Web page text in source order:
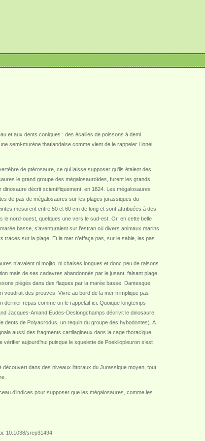
et aux dents coniques : des écailles de poissons à demi
semi-murène thaïlandaise comme vient de le rappeler Lionel
de ptérosaure, ce qui laisse supposer qu’ils étaient des
le grand groupe des mégalosauroïdes, furent les grands
décrit scientifiquement, en 1824. Les mégalosaures
de pas de mégalosaures sur les plages jurassiques du
mesurent entre 50 et 60 cm de long et sont attribuées à des
nord-ouest, quelques une vers le sud-est. Or, en cette belle
basse, s’aventuraient sur l’estran où divers animaux marins
traces sur la plage. Et la mer n’effaça pas, sur le sable, les pas
n’avaient ni mojito, ni chaises longues et donc peu de raisons
mais de ses cadavres abandonnés par le jusant, faisant plage
piégés dans des flaques par la marée basse. Dantesque
des preuves. Vivre au bord de la mer n’implique pas
dernier repas comme on le rappelait ici. Quoique longtemps
Jacques-Amand Eudes-Deslongchamps décrivit le dinosaure
dents de Polyacrodus, un requin du groupe des hybodontes). A
aussi des fragments cartilagineux dans la cage thoracique,
aujourd’hui puisque le squelette de Poekilopleuron s’est
découvert dans des niveaux littoraux du Jurassique moyen, tout
d’indices pour supposer que les mégalosaures, comme les
10.1038/srep31494